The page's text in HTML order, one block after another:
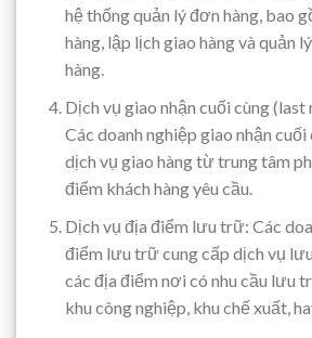
hệ thống quản lý đơn hàng, bao
hàng, lập lịch giao hàng và quản
hàng.
Dịch vụ giao nhận cuối cùng
Các doanh nghiệp giao nhận cuối
dịch vụ giao hàng từ trung tâm
điểm khách hàng yêu cầu.
Dịch vụ địa điểm lưu trữ: Các
điểm lưu trữ cung cấp dịch vụ
các địa điểm nơi có nhu cầu lưu
khu công nghiệp, khu chế xuất,